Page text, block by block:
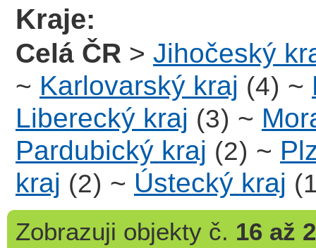
Kraje:
Celá ČR > Jihočeský
~ Karlovarský kraj (4) ~
Liberecký kraj (3) ~
Pardubický kraj (2) ~
kraj (2) ~ Ústecký kraj
Zobrazuji objekty č. 16 až